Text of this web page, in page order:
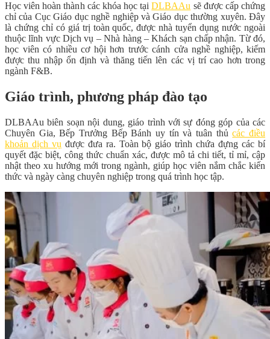
Học viên hoàn thành các khóa học tạiDLBAAu sẽ được cấp chứng
chỉ của Cục Giáo dục nghề nghiệp và Giáo dục thường xuyên. Đây
là chứng chỉ có giá trị toàn quốc, được nhà tuyển dụng nước ngoài
thuộc lĩnh vực Dịch vụ – Nhà hàng – Khách sạn chấp nhận. Từ đó,
học viên có nhiều cơ hội hơn trước cánh cửa nghề nghiệp, kiếm
được thu nhập ổn định và thăng tiến lên các vị trí cao hơn trong
ngành F&B.
Giáo trình, phương pháp đào tạo
DLBAAu biên soạn nội dung, giáo trình với sự đóng góp của các
Chuyên Gia, Bếp Trưởng Bếp Bánh uy tín và tuân thủcác điều
khoản dịch vụ được đưa ra. Toàn bộ giáo trình chứa đựng các bí
quyết đặc biệt, công thức chuẩn xác, được mô tả chi tiết, tỉ mỉ, cập
nhật theo xu hướng mới trong ngành, giúp học viên nắm chắc kiến
thức và ngày càng chuyên nghiệp trong quá trình học tập.